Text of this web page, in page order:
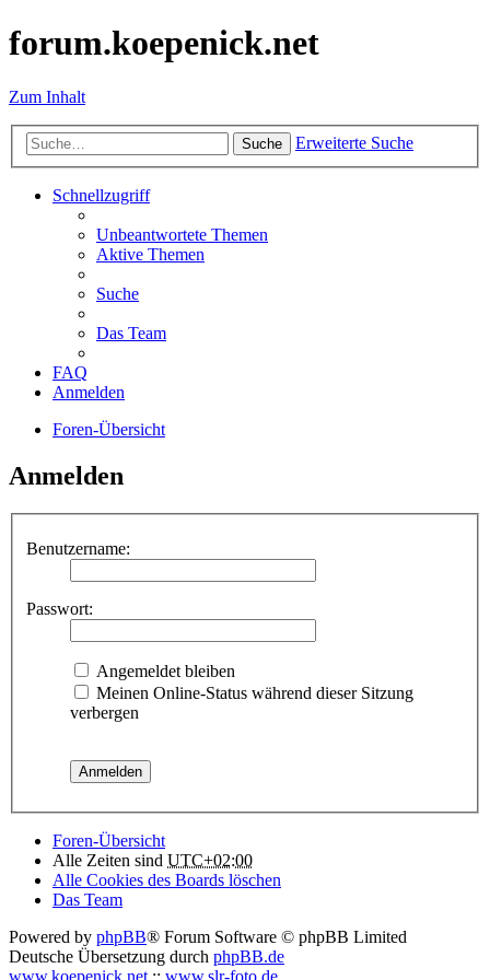
forum.koepenick.net
Zum Inhalt
Suche Erweiterte Suche
Schnellzugriff
Unbeantwortete Themen
Aktive Themen
Suche
Das Team
FAQ
Anmelden
Foren-Übersicht
Anmelden
Benutzername:
Passwort:
Angemeldet bleiben
Meinen Online-Status während dieser Sitzung
verbergen
Foren-Übersicht
Alle Zeiten sind UTC+02:00
Alle Cookies des Boards löschen
Das Team
Powered by phpBB® Forum Software © phpBB Limited
Deutsche Übersetzung durch phpBB.de
www.koepenick.net :: www.slr-foto.de